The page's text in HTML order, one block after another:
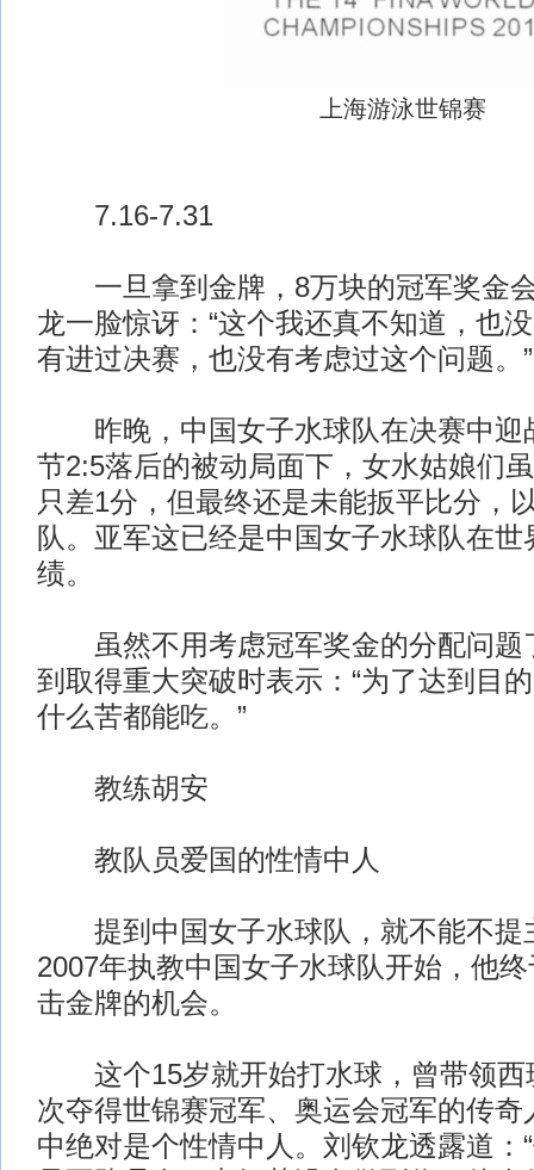
上海游泳世锦赛
7.16-7.31
一旦拿到金牌，8万块的冠军奖金
龙一脸惊讶：“这个我还真不知道，也
有进过决赛，也没有考虑过这个问题。”
昨晚，中国女子水球队在决赛中迎
节2:5落后的被动局面下，女水姑娘们
只差1分，但最终还是未能扳平比分，
队。亚军这已经是中国女子水球队在
绩。
虽然不用考虑冠军奖金的分配问题
到取得重大突破时表示：“为了达到目
什么苦都能吃。”
教练胡安
教队员爱国的性情中人
提到中国女子水球队，就不能不提
2007年执教中国女子水球队开始，他
击金牌的机会。
这个15岁就开始打水球，曾带领西
次夺得世锦赛冠军、奥运会冠军的传奇
中绝对是个性情中人。刘钦龙透露道：